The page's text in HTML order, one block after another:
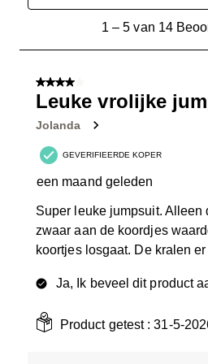
van
Beoordelingen.
1 – 5 van 14
4 van 5 sterren.
Leuke vrolijke
Jolanda
GEVERIFIEERDE KOPER
een maand geleden
Super leuke jumpsuit. Alleen
zwaar aan de koordjes
koortjes losgaat. De kralen
Ja, Ik beveel dit product
Product getest :31-5-